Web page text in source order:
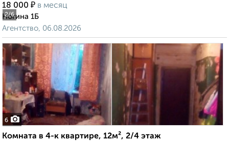
2/6
18 000 ₽ в месяц
Ногина 1Б
Агентство, 06.08.2026
6
Комната в 4-к квартире, 12м², 2/4 этаж